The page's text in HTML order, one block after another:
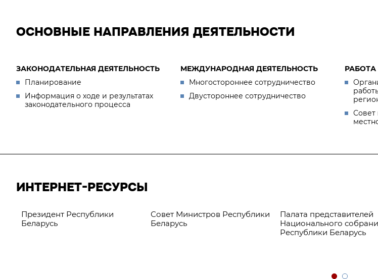
ОСНОВНЫЕ НАПРАВЛЕНИЯ ДЕЯТЕЛЬНОСТИ
ЗАКОНОДАТЕЛЬНАЯ ДЕЯТЕЛЬНОСТЬ
Планирование
Информация о ходе и результатах
законодательного процесса
МЕЖДУНАРОДНАЯ ДЕЯТЕЛЬНОСТЬ
Многостороннее сотрудничество
Двустороннее сотрудничество
РАБОТА
Совет
ИНТЕРНЕТ-РЕСУРСЫ
Президент Республики
Беларусь
Совет Министров Республики
Беларусь
Палата представителей
Национального
Республики Беларусь